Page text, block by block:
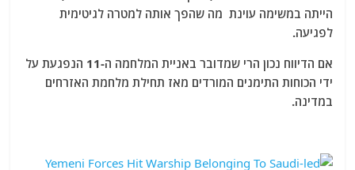
הייתה במשימה עוינת מה שהפך אותה למטרה לגיטימית
לפגיעה.
אם הדיווח נכון הרי שמדובר באניית המלחמה ה-11 הנפגעת על
ידי הכוחות התימנים המורדים מאז תחילת מלחמת האזרחים
במדינה.